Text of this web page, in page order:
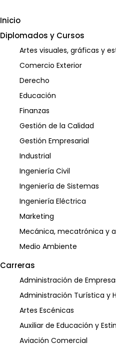
Inicio
Diplomados y Cursos
Artes visuales, gráficas y
Comercio Exterior
Derecho
Educación
Finanzas
Gestión de la Calidad
Gestión Empresarial
Industrial
Ingeniería Civil
Ingeniería de Sistemas
Ingeniería Eléctrica
Marketing
Mecánica, mecatrónica y
Medio Ambiente
Minería e Hidrocarburos
Salud y Psicología
Seguridad
Carreras
Administración de
Administración Turística y
Artes Escénicas
Auxiliar de Educación y
Aviación Comercial